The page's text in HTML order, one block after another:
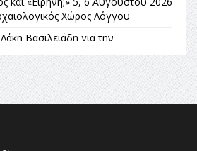
Χώρος Λόγγου
Βασιλειάδη για την
υπάρχει μόνο η ευθύνη απέναντι
του ΠΑΟΚ στον δεύτερο γύρο του
στον Κατάλογο Παγκόσμιας